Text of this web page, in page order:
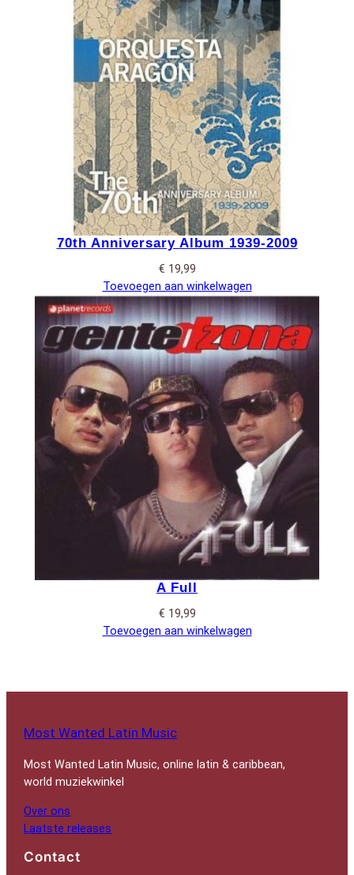
70th Anniversary Album 1939-2009
€ 19,99
Toevoegen aan winkelwagen
A Full
€ 19,99
Toevoegen aan winkelwagen
Most Wanted Latin Music
Most Wanted Latin Music, online latin & caribbean,
world muziekwinkel
Over ons
Laatste releases
Contact